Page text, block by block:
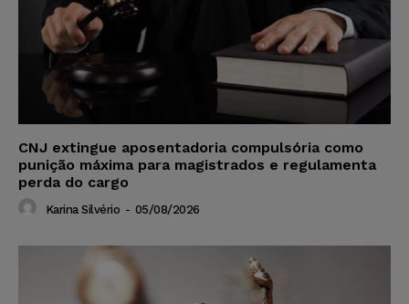
CNJ extingue aposentadoria compulsória como
punição máxima para magistrados e regulamenta
perda do cargo
Karina Silvério - 05/08/2026